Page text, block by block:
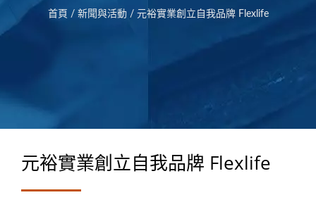
品與矽膠製品成型製造商 -
首頁 / 新聞與活動 / 元裕實業創立自我品牌 Flexlife
元裕實業創立自我品牌 Flexlife